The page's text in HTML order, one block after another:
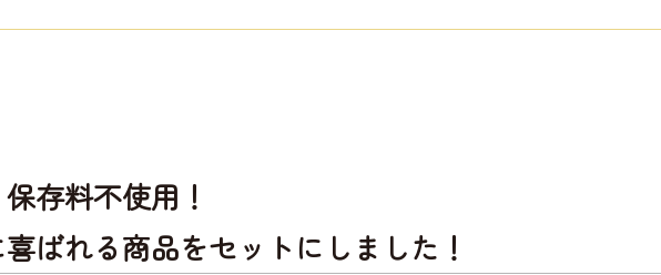
存料不使用！
ばれる商品をセットにしました！